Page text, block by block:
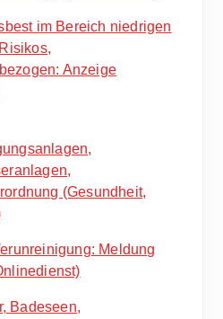
im Bereich niedrigen
Anzeige
(Gesundheit,
Meldung
Badeseen,